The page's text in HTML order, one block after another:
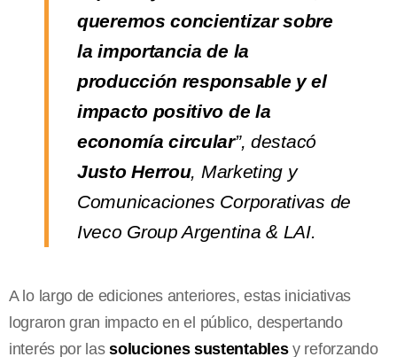
queremos concientizar sobre
la importancia de la
producción responsable y el
impacto positivo de la
economía circular”, destacó
Justo Herrou, Marketing y
Comunicaciones Corporativas de
Iveco Group Argentina & LAI.
A lo largo de ediciones anteriores, estas iniciativas
lograron gran impacto en el público, despertando
interés por lassoluciones sustentablesy reforzando